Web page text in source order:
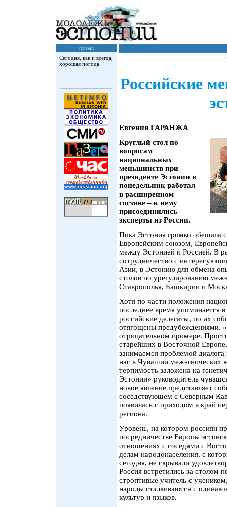
погода
Сегодня, как и всегда,
хорошая погода.
Российские
Евгения ГАРАНЖА
Круглый стол по
вопросам
национальных
меньшинств при
президенте Эстонии в
понедельник работал
в расширенном
составе – к нему
присоединились
эксперты из России.
Пока Эстония громко обещала
Европейским союзом,
между Эстонией и Россией. В
сотрудничество с
Азии, в Эстонию для обмена
столов по урегулированию
Ставрополья, Башкирии и
Хотя по части положения
последнее время упоминается
российские делегаты, по их
отягощены предубеждениями.
отрицательном примере.
старейших в Восточной
занимаемся проблемой
нас в Чувашии межэтнических
терпимость заложена на
Эстонии» руководитель
новое явление представляет
соседствующем с Северным
появилась с приходом в край
региона.
Уровень, на котором россиян
посредничестве Европы
отношениях с соседями с
делам народонаселения, с
сегодня, не скрывали
Россия встретились за столом
строптивые учитель с
народы сталкиваются с
культур и языков.